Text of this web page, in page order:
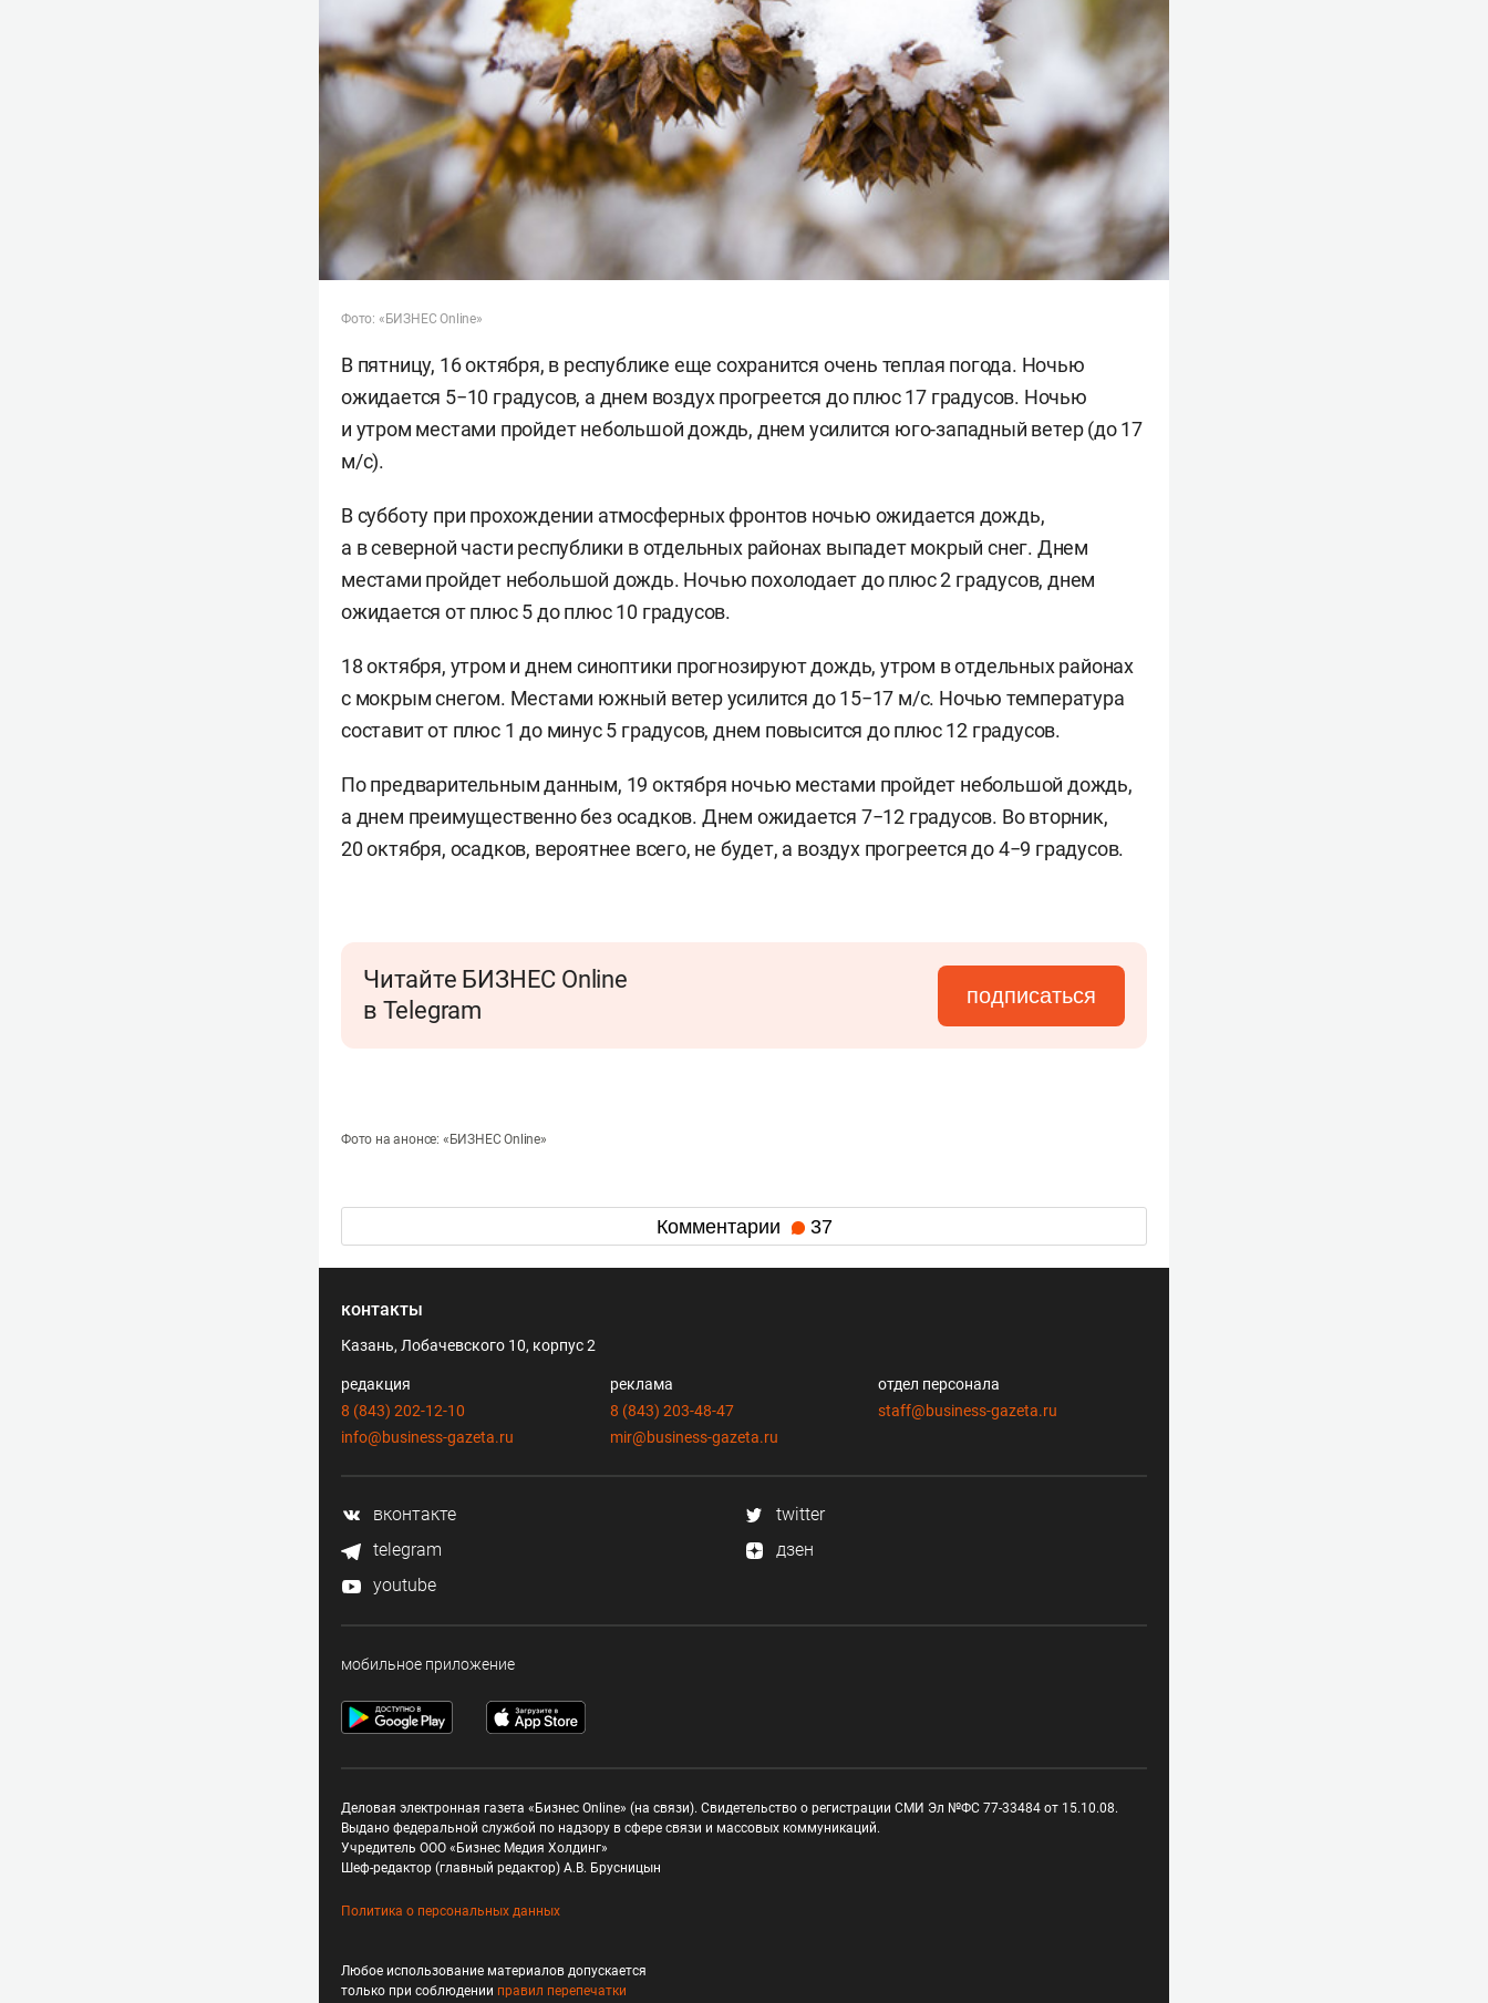
Фото: «БИЗНЕС Online»
В пятницу, 16 октября, в республике еще сохранится очень теплая погода. Ночью
ожидается 5−10 градусов, а днем воздух прогреется до плюс 17 градусов. Ночью
и утром местами пройдет небольшой дождь, днем усилится юго-западный ветер (до 17
м/с).
В субботу при прохождении атмосферных фронтов ночью ожидается дождь,
а в северной части республики в отдельных районах выпадет мокрый снег. Днем
местами пройдет небольшой дождь. Ночью похолодает до плюс 2 градусов, днем
ожидается от плюс 5 до плюс 10 градусов.
18 октября, утром и днем синоптики прогнозируют дождь, утром в отдельных районах
с мокрым снегом. Местами южный ветер усилится до 15−17 м/с. Ночью температура
составит от плюс 1 до минус 5 градусов, днем повысится до плюс 12 градусов.
По предварительным данным, 19 октября ночью местами пройдет небольшой дождь,
а днем преимущественнобезосадков. Днем ожидается 7−12 градусов. Во вторник,
20 октября, осадков, вероятнее всего, не будет, а воздух прогреется до 4−9 градусов.
Читайте БИЗНЕС Online
в Telegram
подписаться
Фото на анонсе: «БИЗНЕС Online»
Комментарии 37
контакты
Казань, Лобачевского 10, корпус 2
редакция
8 (843) 202-12-10
info@business-gazeta.ru
реклама
8 (843) 203-48-47
mir@business-gazeta.ru
отдел персонала
staff@business-gazeta.ru
вконтакте
twitter
telegram
дзен
youtube
мобильное приложение
Деловая электронная газета «Бизнес Online» (на связи). Свидетельство о регистрации СМИ Эл №ФС 77-33484 от 15.10.08.
Выдано федеральной службой по надзору в сфере связи и массовых коммуникаций.
Учредитель ООО «Бизнес Медия Холдинг»
Шеф-редактор (главный редактор) А.В. Брусницын
Политика о персональных данных
Любое использование материалов допускается
только при соблюдении правил перепечатки